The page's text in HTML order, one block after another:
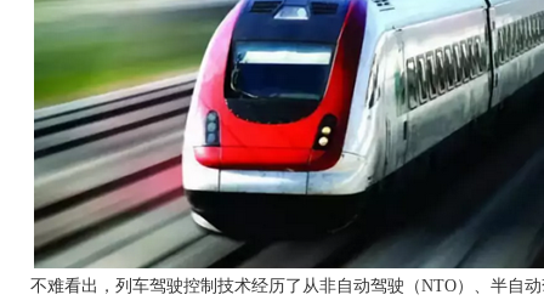
不难看出，列车驾驶控制技术经历了从非自动驾驶（NTO）、半自